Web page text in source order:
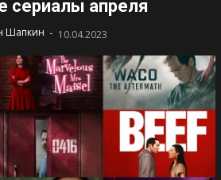
сериалы апреля
Шапкин - 10.04.2023